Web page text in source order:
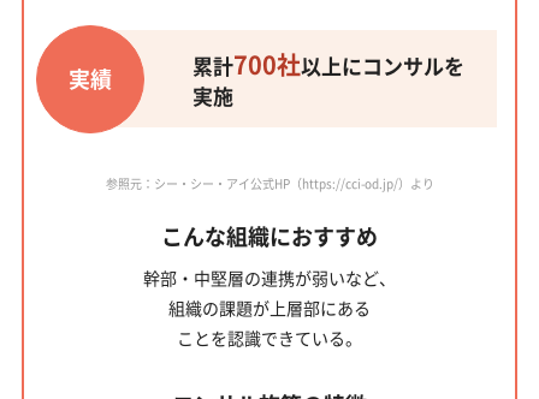
実績 累計700社以上にコンサルを
実施
参照元：シー・シー・アイ公式HP（https://cci-od.jp/）より
こんな組織におすすめ
幹部・中堅層の連携が弱いなど、
組織の課題が上層部にある
ことを認識できている。